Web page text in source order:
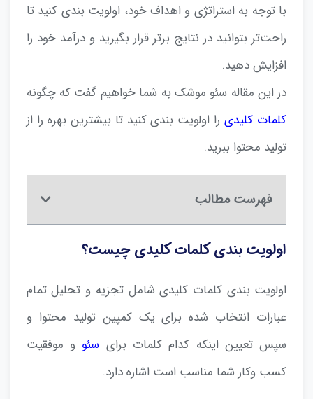
با توجه به استراتژی و اهداف خود، اولویت بندی کنید تا
راحت‌تر بتوانید در نتایج برتر قرار بگیرید و درآمد خود را
افزایش دهید.
در این مقاله سئو موشک به شما خواهیم گفت که چگونه
کلمات کلیدیرا اولویت بندی کنید تا بیشترین بهره را از
تولید محتوا ببرید.
فهرست مطالب
اولویت بندی کلمات کلیدی چیست؟
اولویت بندی کلمات کلیدی شامل تجزیه و تحلیل تمام
عبارات انتخاب شده برای یک کمپین تولید محتوا و
سپس تعیین اینکه کدام کلمات برای سئو و موفقیت
کسب وکار شما مناسب است اشاره دارد.